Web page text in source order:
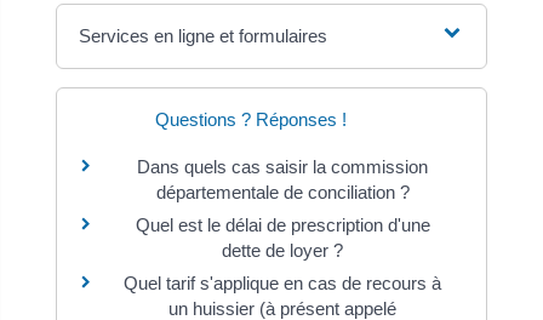
Services en ligne et formulaires
Questions ? Réponses !
Dans quels cas saisir la commission
départementale de conciliation ?
Quel est le délai de prescription d'une
dette de loyer ?
Quel tarif s'applique en cas de recours à
un huissier (à présent appelé